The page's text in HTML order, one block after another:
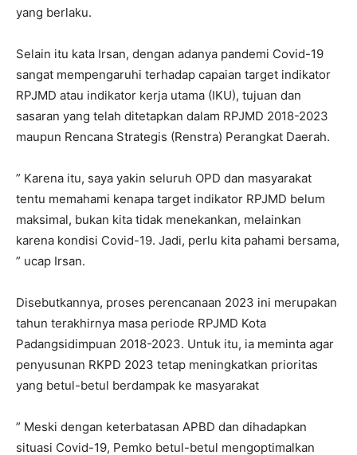
yang berlaku.
Selain itu kata Irsan, dengan adanya pandemi Covid-19
sangat mempengaruhi terhadap capaian target indikator
RPJMD atau indikator kerja utama (IKU), tujuan dan
sasaran yang telah ditetapkan dalam RPJMD 2018-2023
maupun Rencana Strategis (Renstra) Perangkat Daerah.
” Karena itu, saya yakin seluruh OPD dan masyarakat
tentu memahami kenapa target indikator RPJMD belum
maksimal, bukan kita tidak menekankan, melainkan
karena kondisi Covid-19. Jadi, perlu kita pahami bersama,
” ucap Irsan.
Disebutkannya, proses perencanaan 2023 ini merupakan
tahun terakhirnya masa periode RPJMD Kota
Padangsidimpuan 2018-2023. Untuk itu, ia meminta agar
penyusunan RKPD 2023 tetap meningkatkan prioritas
yang betul-betul berdampak ke masyarakat
” Meski dengan keterbatasan APBD dan dihadapkan
situasi Covid-19, Pemko betul-betul mengoptimalkan